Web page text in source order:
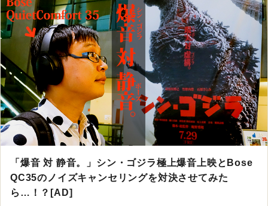
「爆音 対 静音。」シン・ゴジラ極上爆音上映とBose
QC35のノイズキャンセリングを対決させてみた
ら…！？[AD]